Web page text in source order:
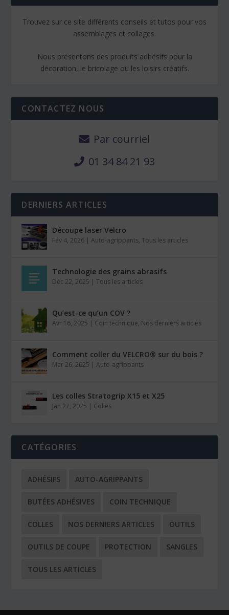
Trouvez sur ce site différents conseils et tutos pour vos
assemblages et collages.
Nous présentons des produits adhésifs pour la
décoration, le bricolage ou les loisirs créatifs.
CONTACTEZ NOUS
Par courriel
01 34 84 21 93
DERNIERS ARTICLES
Découpe laser Velcro
Fév 4, 2026 |Auto-agrippants,Tous les articles
Technologie des grains abrasifs
Déc 22, 2025 |Tous les articles
Qu’est-ce qu’un COV ?
Avr 16, 2025 | Coin technique, Nos derniers articles
Comment coller du VELCRO® sur du bois ?
Mar 26, 2025 |Auto-agrippants
Les colles Stratogrip X15 et X25
Jan 27, 2025 | Colles
CATÉGORIES
ADHÉSIFS AUTO-AGRIPPANTS
BUTÉES ADHÉSIVES COIN TECHNIQUE
COLLES NOS DERNIERS ARTICLES OUTILS
OUTILS DE COUPE PROTECTION SANGLES
TOUS LES ARTICLES